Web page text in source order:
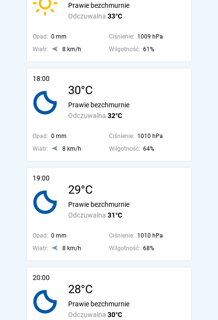
Odczuwalna 33°C
Prawie bezchmurnie
Opad: 0 mm Ciśnienie: 1009 hPa
Wiatr:
8 km/h Wilgotność: 61%
18:00
30°C
Odczuwalna 32°C
Prawie bezchmurnie
Opad: 0 mm Ciśnienie: 1010 hPa
Wiatr:
8 km/h Wilgotność: 64%
19:00
29°C
Odczuwalna 31°C
Prawie bezchmurnie
Opad: 0 mm Ciśnienie: 1010 hPa
Wiatr:
8 km/h Wilgotność: 68%
20:00
28°C
Odczuwalna 30°C
Prawie bezchmurnie